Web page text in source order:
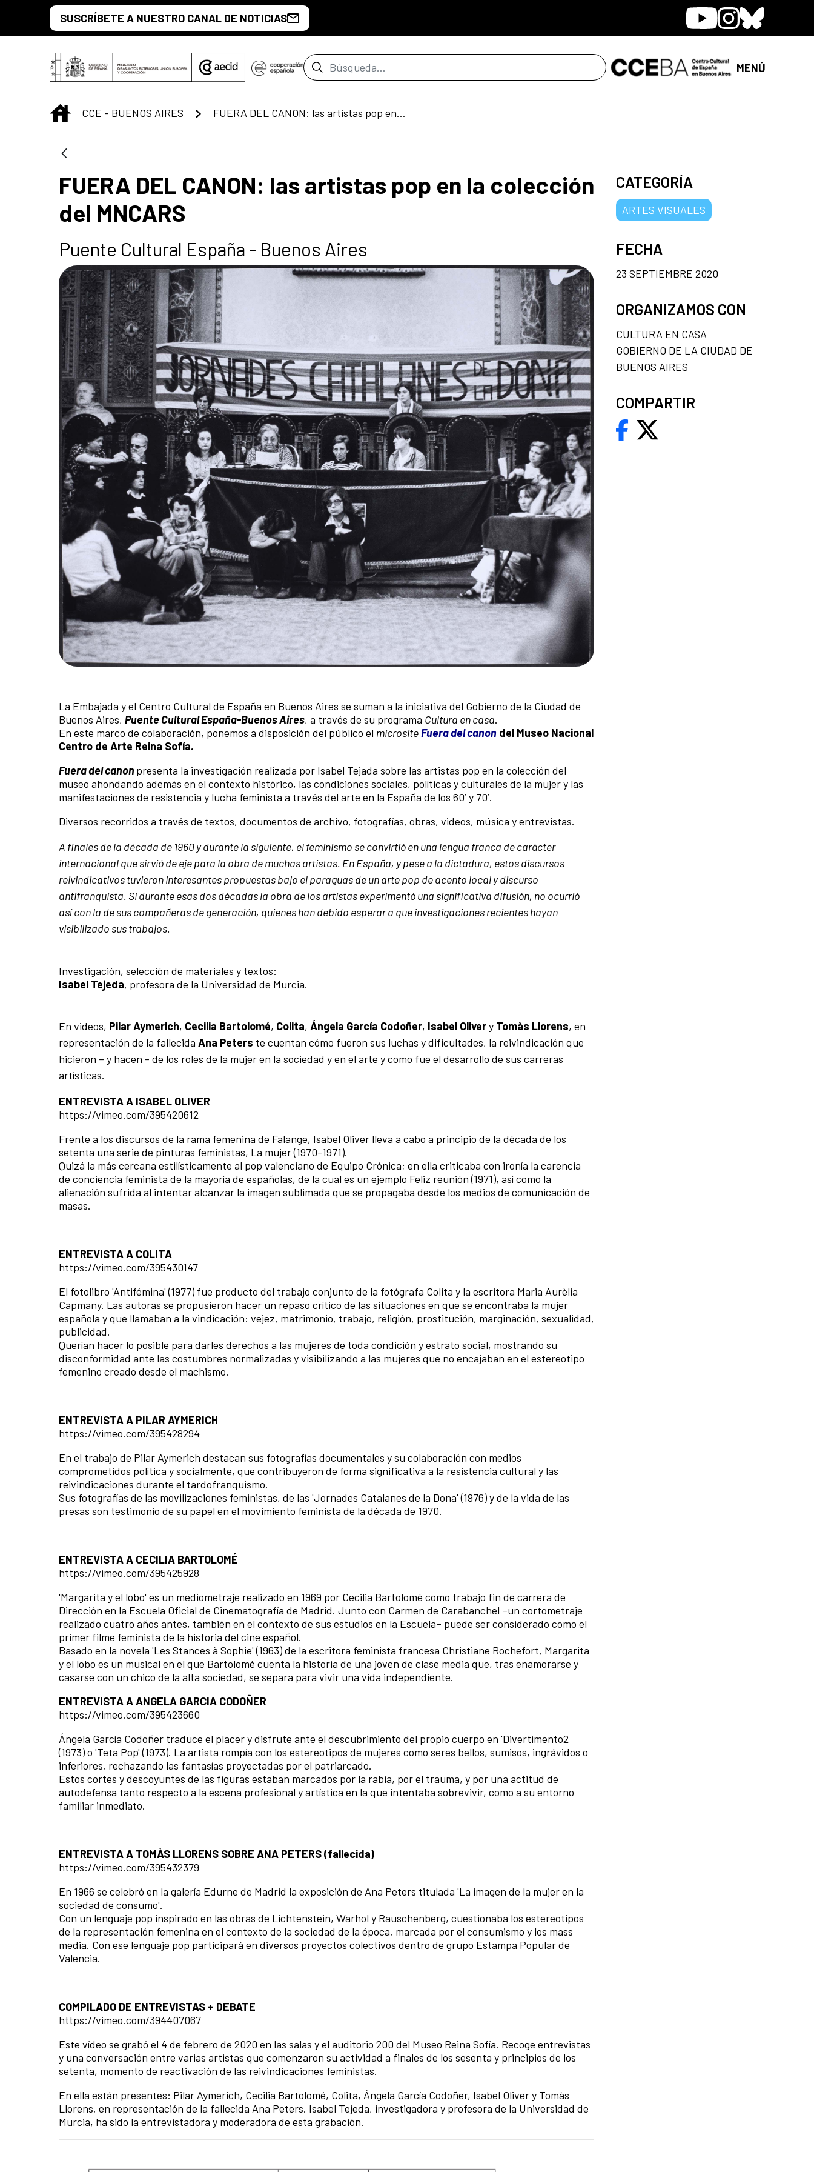
Saltar al contenido principal
SUSCRÍBETE A NUESTRO CANAL DE NOTICIAS YoutubeInstagram
Bluesky
Barra de búsqueda MENÚ
INICIO
CCE - BUENOS AIRES FUERA DEL CANON: las artistas pop en la colección del MNCARS
FUERA DEL CANON: las artistas pop en la colección
del MNCARS
Puente Cultural España - Buenos Aires
La Embajada y el Centro Cultural de España en Buenos Aires se suman a la iniciativa del Gobierno de la Ciudad de
Buenos Aires, Puente Cultural España-Buenos Aires, a través de su programa Cultura en casa.
En este marco de colaboración, ponemos a disposición del público el micrositeFuera del canon del Museo Nacional
Centro de Arte Reina Sofía.
Fuera del canon presenta la investigación realizada por Isabel Tejada sobre las artistas pop en la colección del
museo ahondando además en el contexto histórico, las condiciones sociales, políticas y culturales de la mujer y las
manifestaciones de resistencia y lucha feminista a través del arte en la España de los 60’ y 70’.
Diversos recorridos a través de textos, documentos de archivo, fotografías, obras, videos, música y entrevistas.
A finales de la década de 1960 y durante la siguiente, el feminismo se convirtió en una lengua franca de carácter
internacional que sirvió de eje para la obra de muchas artistas. En España, y pese a la dictadura, estos discursos
reivindicativos tuvieron interesantes propuestas bajo el paraguas de un arte pop de acento local y discurso
antifranquista. Si durante esas dos décadas la obra de los artistas experimentó una significativa difusión, no ocurrió
así con la de sus compañeras de generación, quienes han debido esperar a que investigaciones recientes hayan
visibilizado sus trabajos.
Investigación, selección de materiales y textos:
Isabel Tejeda, profesora de la Universidad de Murcia.
En videos, Pilar Aymerich, Cecilia Bartolomé, Colita, Ángela García Codoñer, Isabel Olivery Tomàs Llorens, en
representación de la fallecida Ana Peters te cuentan cómo fueron sus luchas y dificultades, la reivindicación que
hicieron – y hacen - de los roles de la mujer en la sociedad y en el arte y como fue el desarrollo de sus carreras
artísticas.
ENTREVISTA A ISABEL OLIVER
https://vimeo.com/395420612
Frente a los discursos de la rama femenina de Falange, Isabel Oliver lleva a cabo a principio de la década de los
setenta una serie de pinturas feministas, La mujer (1970-1971).
Quizá la más cercana estilísticamente al pop valenciano de Equipo Crónica; en ella criticaba con ironía la carencia
de conciencia feminista de la mayoría de españolas, de la cual es un ejemplo Feliz reunión (1971), así como la
alienación sufrida al intentar alcanzar la imagen sublimada que se propagaba desde los medios de comunicación de
masas.
ENTREVISTA A COLITA
https://vimeo.com/395430147
El fotolibro 'Antifémina' (1977) fue producto del trabajo conjunto de la fotógrafa Colita y la escritora Maria Aurèlia
Capmany. Las autoras se propusieron hacer un repaso crítico de las situaciones en que se encontraba la mujer
española y que llamaban a la vindicación: vejez, matrimonio, trabajo, religión, prostitución, marginación, sexualidad,
publicidad.
Querían hacer lo posible para darles derechos a las mujeres de toda condición y estrato social, mostrando su
disconformidad ante las costumbres normalizadas y visibilizando a las mujeres que no encajaban en el estereotipo
femenino creado desde el machismo.
ENTREVISTA A PILAR AYMERICH
https://vimeo.com/395428294
En el trabajo de Pilar Aymerich destacan sus fotografías documentales y su colaboración con medios
comprometidos política y socialmente, que contribuyeron de forma significativa a la resistencia cultural y las
reivindicaciones durante el tardofranquismo.
Sus fotografías de las movilizaciones feministas, de las 'Jornades Catalanes de la Dona' (1976) y de la vida de las
presas son testimonio de su papel en el movimiento feminista de la década de 1970.
ENTREVISTA A CECILIA BARTOLOMÉ
https://vimeo.com/395425928
'Margarita y el lobo' es un mediometraje realizado en 1969 por Cecilia Bartolomé como trabajo fin de carrera de
Dirección en la Escuela Oficial de Cinematografía de Madrid. Junto con Carmen de Carabanchel –un cortometraje
realizado cuatro años antes, también en el contexto de sus estudios en la Escuela– puede ser considerado como el
primer filme feminista de la historia del cine español.
Basado en la novela 'Les Stances à Sophie' (1963) de la escritora feminista francesa Christiane Rochefort, Margarita
y el lobo es un musical en el que Bartolomé cuenta la historia de una joven de clase media que, tras enamorarse y
casarse con un chico de la alta sociedad, se separa para vivir una vida independiente.
ENTREVISTA A ANGELA GARCIA CODOÑER
https://vimeo.com/395423660
Ángela García Codoñer traduce el placer y disfrute ante el descubrimiento del propio cuerpo en 'Divertimento2
(1973) o 'Teta Pop' (1973). La artista rompía con los estereotipos de mujeres como seres bellos, sumisos, ingrávidos o
inferiores, rechazando las fantasías proyectadas por el patriarcado.
Estos cortes y descoyuntes de las figuras estaban marcados por la rabia, por el trauma, y por una actitud de
autodefensa tanto respecto a la escena profesional y artística en la que intentaba sobrevivir, como a su entorno
familiar inmediato.
ENTREVISTA A TOMÀS LLORENS SOBRE ANA PETERS (fallecida)
https://vimeo.com/395432379
En 1966 se celebró en la galería Edurne de Madrid la exposición de Ana Peters titulada 'La imagen de la mujer en la
sociedad de consumo'.
Con un lenguaje pop inspirado en las obras de Lichtenstein, Warhol y Rauschenberg, cuestionaba los estereotipos
de la representación femenina en el contexto de la sociedad de la época, marcada por el consumismo y los mass
media. Con ese lenguaje pop participará en diversos proyectos colectivos dentro de grupo Estampa Popular de
Valencia.
COMPILADO DE ENTREVISTAS + DEBATE
https://vimeo.com/394407067
Este vídeo se grabó el 4 de febrero de 2020 en las salas y el auditorio 200 del Museo Reina Sofía. Recoge entrevistas
y una conversación entre varias artistas que comenzaron su actividad a finales de los sesenta y principios de los
setenta, momento de reactivación de las reivindicaciones feministas.
En ella están presentes: Pilar Aymerich, Cecilia Bartolomé, Colita, Ángela García Codoñer, Isabel Oliver y Tomàs
Llorens, en representación de la fallecida Ana Peters. Isabel Tejeda, investigadora y profesora de la Universidad de
Murcia, ha sido la entrevistadora y moderadora de esta grabación.
CATEGORÍA
ARTES VISUALES
FECHA
23 SEPTIEMBRE 2020
ORGANIZAMOS CON
CULTURA EN CASA
GOBIERNO DE LA CIUDAD DE
BUENOS AIRES
COMPARTIR